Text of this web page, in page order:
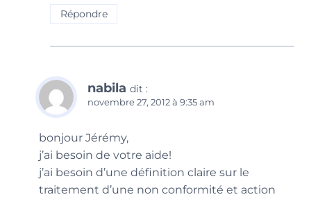
Répondre
nabila dit :
novembre 27, 2012 à 9:35 am
bonjour Jérémy,
j’ai besoin de votre aide!
j’ai besoin d’une définition claire sur le
traitement d’une non conformité et action